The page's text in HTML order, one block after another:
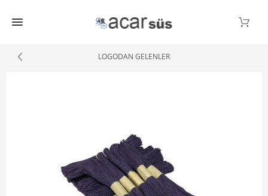
LOGODAN GELENLER